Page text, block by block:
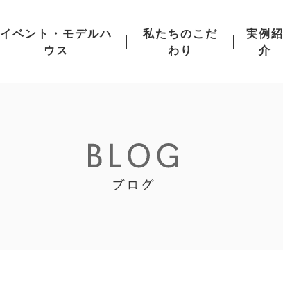
イベント・モデルハ
ウス
私たちのこだ
わり
実例紹
介